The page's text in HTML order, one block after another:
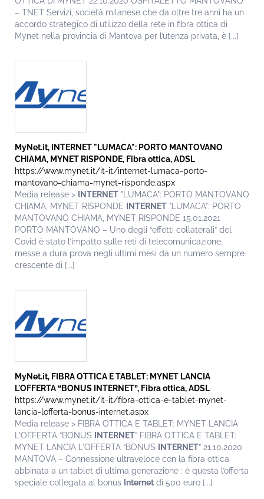
– TNET Servizi, società milanese che da oltre tre anni ha un
accordo strategico di utilizzo della rete in fibra ottica di
Mynet nella provincia di Mantova per l’utenza privata, è [...]
MyNet.it, INTERNET"LUMACA": PORTO MANTOVANO
CHIAMA, MYNET RISPONDE, Fibra ottica, ADSL
https://www.mynet.it/it-it/internet-lumaca-porto-
mantovano-chiama-mynet-risponde.aspx
Media release >
INTERNET "LUMACA": PORTO MANTOVANO
CHIAMA, MYNET RISPONDE
INTERNET "LUMACA": PORTO
MANTOVANO CHIAMA, MYNET RISPONDE 15.01.2021
PORTO MANTOVANO – Uno degli “effetti collaterali” del
Covid è stato l’impatto sulle reti di telecomunicazione,
messe a dura prova negli ultimi mesi da un numero sempre
crescente di [...]
MyNet.it, FIBRA OTTICA E TABLET: MYNET LANCIA
L'OFFERTA “BONUS INTERNET”, Fibra ottica, ADSL
https://www.mynet.it/it-it/fibra-ottica-e-tablet-mynet-
lancia-lofferta-bonus-internet.aspx
Media release > FIBRA OTTICA E TABLET: MYNET LANCIA
L'OFFERTA “BONUS
INTERNET” FIBRA OTTICA E TABLET:
MYNET LANCIA L'OFFERTA “BONUS
INTERNET” 21.10.2020
MANTOVA – Connessione ultraveloce con la fibra ottica
abbinata a un tablet di ultima generazione : è questa l’offerta
speciale collegata al bonus Internet di 500 euro [...]